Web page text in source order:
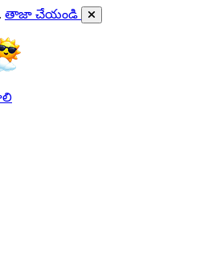
తాజా చేయండి